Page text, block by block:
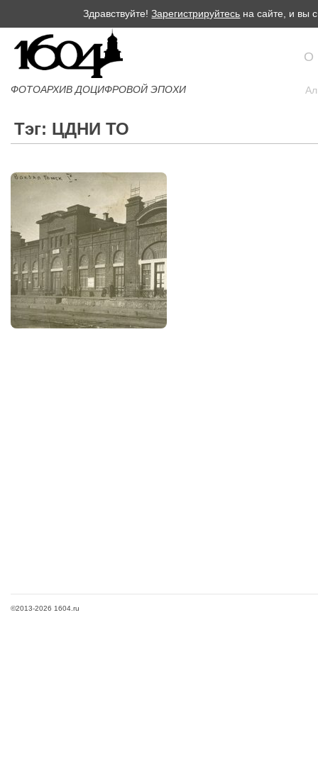
Здравствуйте!Зарегистрируйтесь на сайте, и вы
ФОТОАРХИВ ДОЦИФРОВОЙ ЭПОХИ
О
Тэг: ЦДНИ ТО
©2013-2026 1604.ru